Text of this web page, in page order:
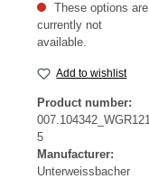
These options are
currently not
available.
Add to wishlist
Product number:
007.104342_WGR121
5
Manufacturer:
Unterweissbacher